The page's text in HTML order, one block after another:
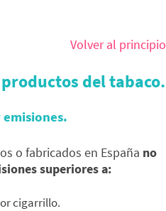
Volver al principio
del tabaco.
o fabricados en España no
superiores a:
cigarrillo.